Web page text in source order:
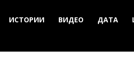
ИСТОРИИ ВИДЕО ДАТА